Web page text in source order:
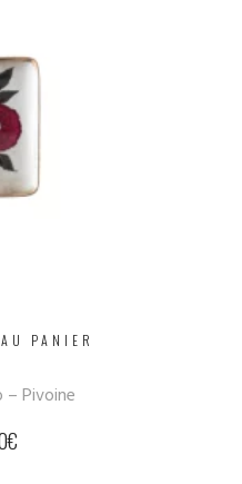
PANIER
– Pivoine
€